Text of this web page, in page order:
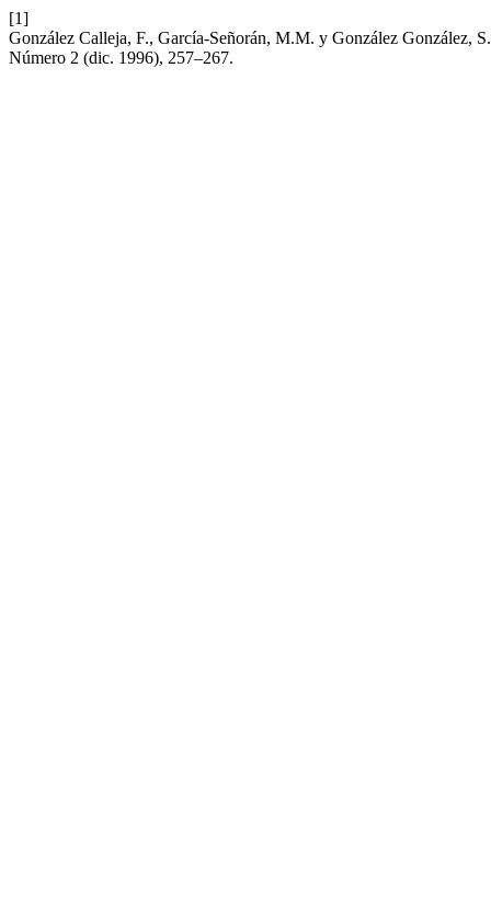
[1]
González Calleja, F., García-Señorán, M.M. y González
Número 2 (dic. 1996), 257–267.